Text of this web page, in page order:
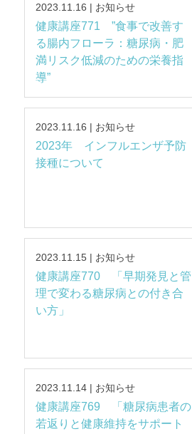
2023.11.16 | お知らせ
健康講座771 ”食事で改善す
る腸内フローラ：糖尿病・肥
満リスク低減のための栄養指
導”
2023.11.16 | お知らせ
2023年 インフルエンザ予防
接種について
2023.11.15 | お知らせ
健康講座770 「早期発見と管
理で変わる糖尿病との付き合
い方」
2023.11.14 | お知らせ
健康講座769 「糖尿病患者の
若返りと健康維持をサポート